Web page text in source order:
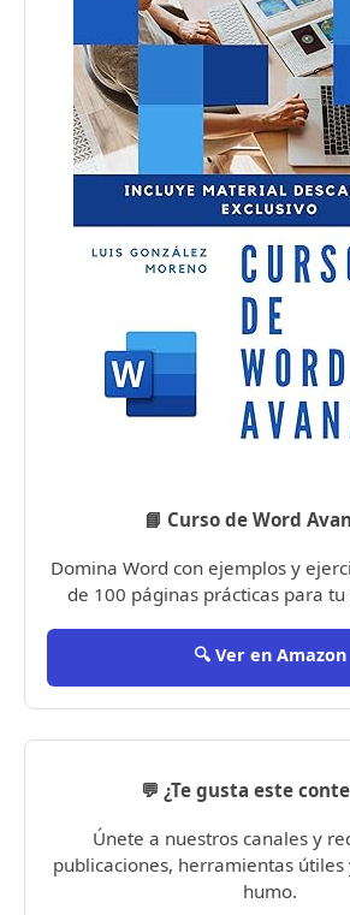
📘 Curso de Word
Domina Word con ejemplos y
de 100 páginas prácticas para
🔍 Ver en Amazon
💬 ¿Te gusta este
Únete a nuestros canales y
publicaciones, herramientas
humo.